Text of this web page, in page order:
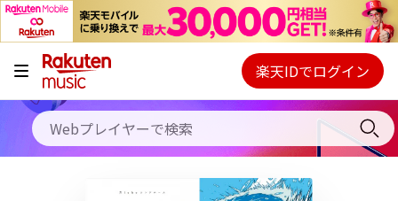
キャンペーン
料金プラン
使い方
Webプレイヤー
ご契約内容の確認・変更
楽天IDでログイン